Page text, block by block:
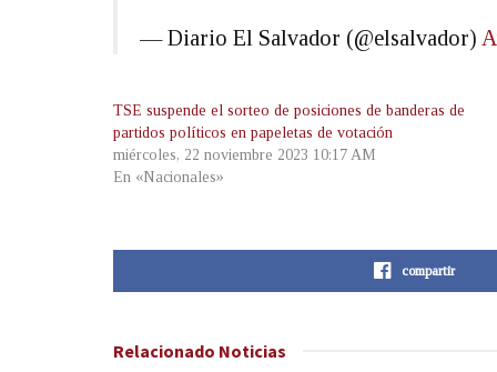
— Diario El Salvador (@elsalvador)
TSE suspende el sorteo de posiciones de banderas de
partidos políticos en papeletas de votación
miércoles, 22 noviembre 2023 10:17 AM
En «Nacionales»
compartir
Relacionado Noticias